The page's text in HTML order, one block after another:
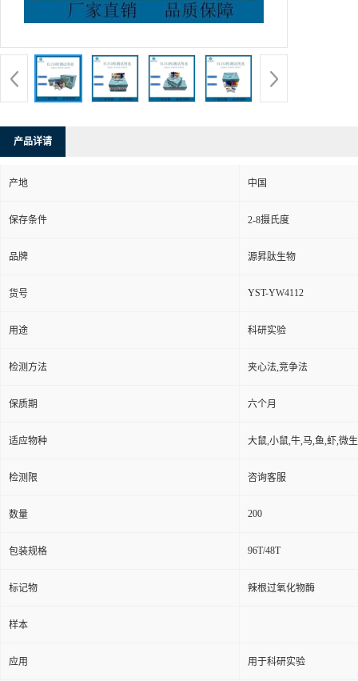
产品详请
产地 中国
保存条件 2-8摄氏度
品牌 源昇肽生物
货号 YST-YW4112
用途 科研实验
检测方法 夹心法,竞争法
保质期 六个月
适应物种 大鼠,小鼠,牛,马,鱼,虾,微
检测限 咨询客服
数量 200
包装规格 96T/48T
标记物 辣根过氧化物酶
样本
应用 用于科研实验